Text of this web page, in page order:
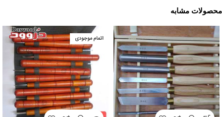
محصولات مشابه
اتمام موجودی